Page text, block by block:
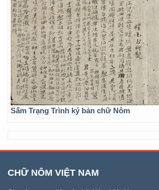
Sấm Trạng Trình ký bản chữ Nôm
CHỮ NÔM VIỆT NAM